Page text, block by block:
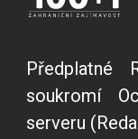
Předplatné
soukromí
serveru